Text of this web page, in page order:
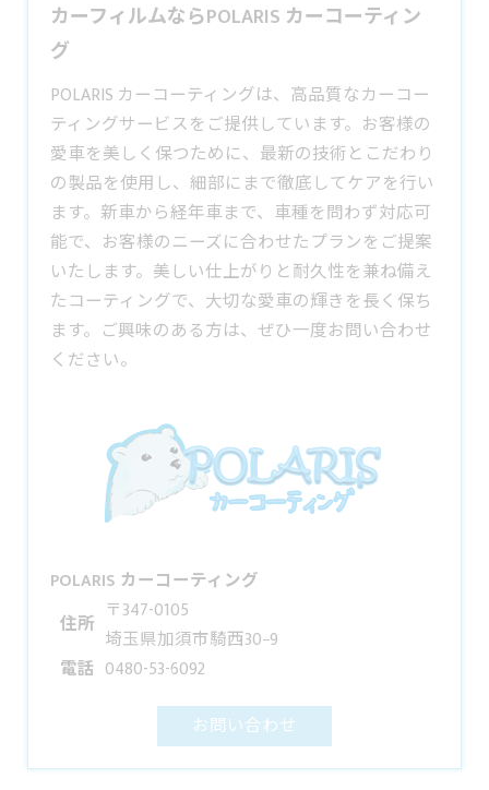
カーフィルムならPOLARIS カーコーティン
グ
POLARIS カーコーティングは、高品質なカーコー
ティングサービスをご提供しています。お客様の
愛車を美しく保つために、最新の技術とこだわり
の製品を使用し、細部にまで徹底してケアを行い
ます。新車から経年車まで、車種を問わず対応可
能で、お客様のニーズに合わせたプランをご提案
いたします。美しい仕上がりと耐久性を兼ね備え
たコーティングで、大切な愛車の輝きを長く保ち
ます。ご興味のある方は、ぜひ一度お問い合わせ
ください。
POLARIS カーコーティング
住所 〒347-0105
埼玉県加須市騎西30−9
電話 0480-53-6092
お問い合わせ